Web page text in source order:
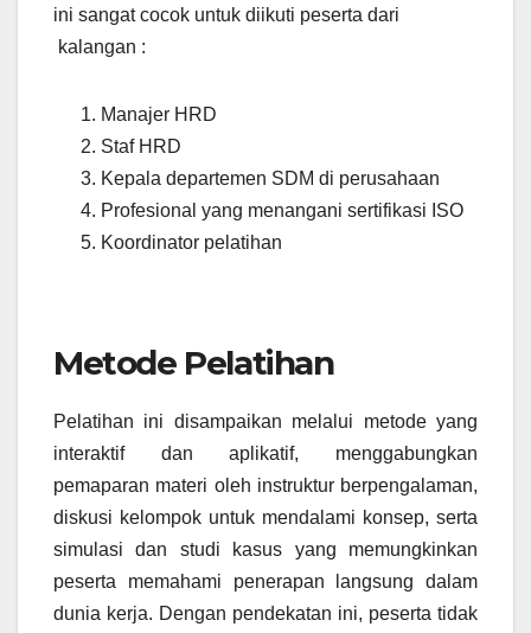
ini sangat cocok untuk diikuti peserta dari
kalangan :
Manajer HRD
Staf HRD
Kepala departemen SDM di perusahaan
Profesional yang menangani sertifikasi ISO
Koordinator pelatihan
Metode Pelatihan
Pelatihan ini disampaikan melalui metode yang
interaktif dan aplikatif, menggabungkan
pemaparan materi oleh instruktur berpengalaman,
diskusi kelompok untuk mendalami konsep, serta
simulasi dan studi kasus yang memungkinkan
peserta memahami penerapan langsung dalam
dunia kerja. Dengan pendekatan ini, peserta tidak